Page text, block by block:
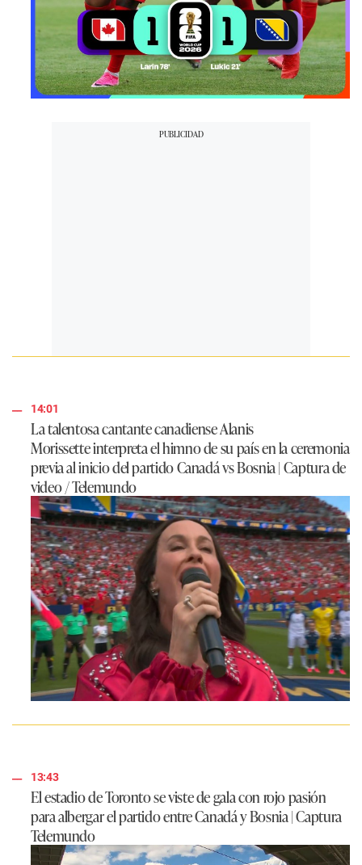
14:01
La talentosa cantante canadiense Alanis
Morissette interpreta el himno de su país en la ceremonia
previa al inicio del partido Canadá vs Bosnia | Captura de
video / Telemundo
13:43
El estadio de Toronto se viste de gala con rojo pasión
para albergar el partido entre Canadá y Bosnia | Captura
Telemundo